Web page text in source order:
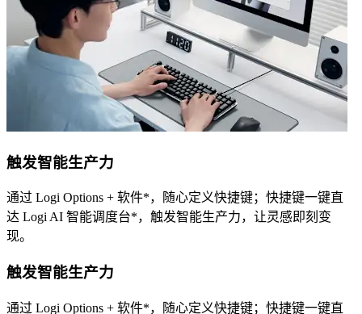
触发智能生产力
通过 Logi Options + 软件*，随心定义快捷键；快捷键一键直
达 Logi AI 智能调度台*，触发智能生产力，让灵感即刻变
现。
触发智能生产力
通过 Logi Options + 软件*，随心定义快捷键；快捷键一键直